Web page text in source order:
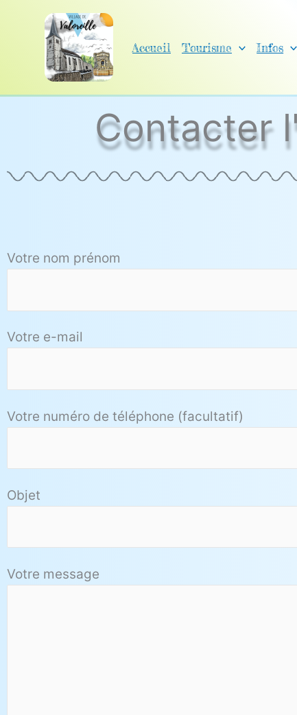
contenu
Accueil Tourisme Infos
Contacter
Votre nom prénom
Votre e-mail
Votre numéro de téléphone (facultatif)
Objet
Votre message